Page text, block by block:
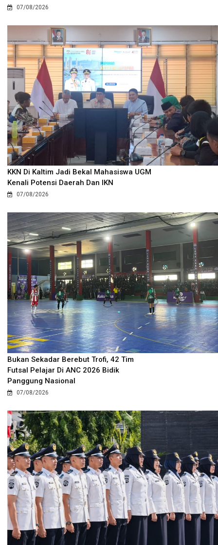
07/08/2026
KKN Di Kaltim Jadi Bekal Mahasiswa UGM
Kenali Potensi Daerah Dan IKN
07/08/2026
Bukan Sekadar Berebut Trofi, 42 Tim
Futsal Pelajar Di ANC 2026 Bidik
Panggung Nasional
07/08/2026